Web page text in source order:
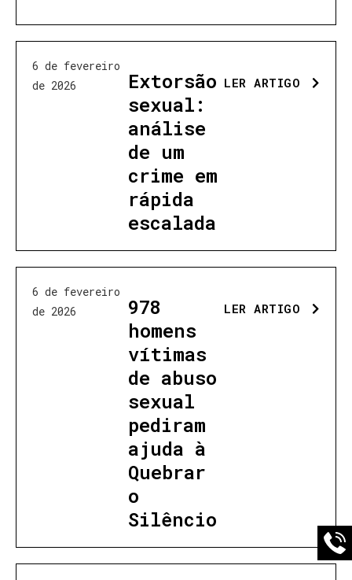
6 de fevereiro
de 2026
Extorsão
sexual:
análise
de um
crime em
rápida
escalada
LER ARTIGO
6 de fevereiro
de 2026
978
homens
vítimas
de abuso
sexual
pediram
ajuda à
Quebrar
o
Silêncio
LER ARTIGO